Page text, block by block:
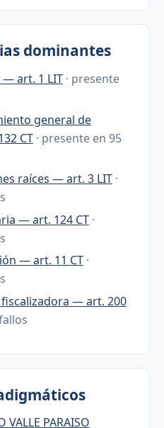
dominantes
art. 1 LIT · presente
general de
CT · presente en 95
raíces — art. 3 LIT ·
— art. 124 CT ·
— art. 11 CT ·
— art. 200
VALLE PARAISO